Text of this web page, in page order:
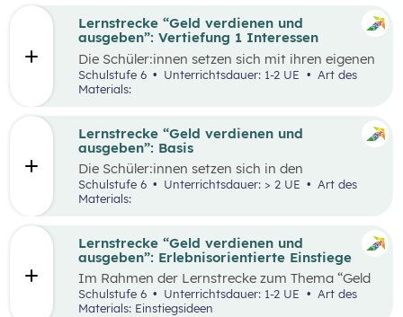
Antworten der Supermarktkund:innen werden
auf einem Interviewbogen/Fragebogen
festgehalten und in der Klasse gemeinsam mit
der Lehrkraft ausgewertet. Eine weitere
Perspektive kann, je nach den örtlichen
Gegebenheiten, eingenommen werden, indem
Zahlungsformen sie anbieten und welche Art
der Zahlung sie bevorzugen.
Lernstrecke “Geld verdienen und
ausgeben”: Vertiefung 1 Interessen
Die Schüler:innen setzen sich mit ihren eigenen
Interessen und Stärken auseinander.
Gemeinsam werden verschiedene Stärken und
Schüler:innen zeigen, dass es mit diesem
Wissen leichter ist den richtigen Beruf für sich
zu finden und die Auseinandersetzung mit
einzelnen Berufen wird ermöglicht.
Schulstufe 6 Unterrichtsdauer: 1-2 UE
Materials:
Lernstrecke “Geld verdienen und
ausgeben”: Basis
Die Schüler:innen setzen sich in den
unterschiedlichen Aufgabestellungen rund um
das Thema Geld mit den Themen Funktionen
Konsum auseinander. Außerdem gibt es zwei
Bonus-Inhalte zu den Themen „Das kostenlose
Handy“ und „Geld-Typ“.
Schulstufe 6 Unterrichtsdauer: > 2 UE
Materials:
Lernstrecke “Geld verdienen und
ausgeben”: Erlebnisorientierte Einstiege
Im Rahmen der Lernstrecke zum Thema “Geld
verdienen und ausgeben”, werden drei mögliche
Einstiegsideen vorgestellt. Diese Vorschläge
Schulstufe 6 Unterrichtsdauer: 1-2 UE
Art des
Materials: Einstiegsideen